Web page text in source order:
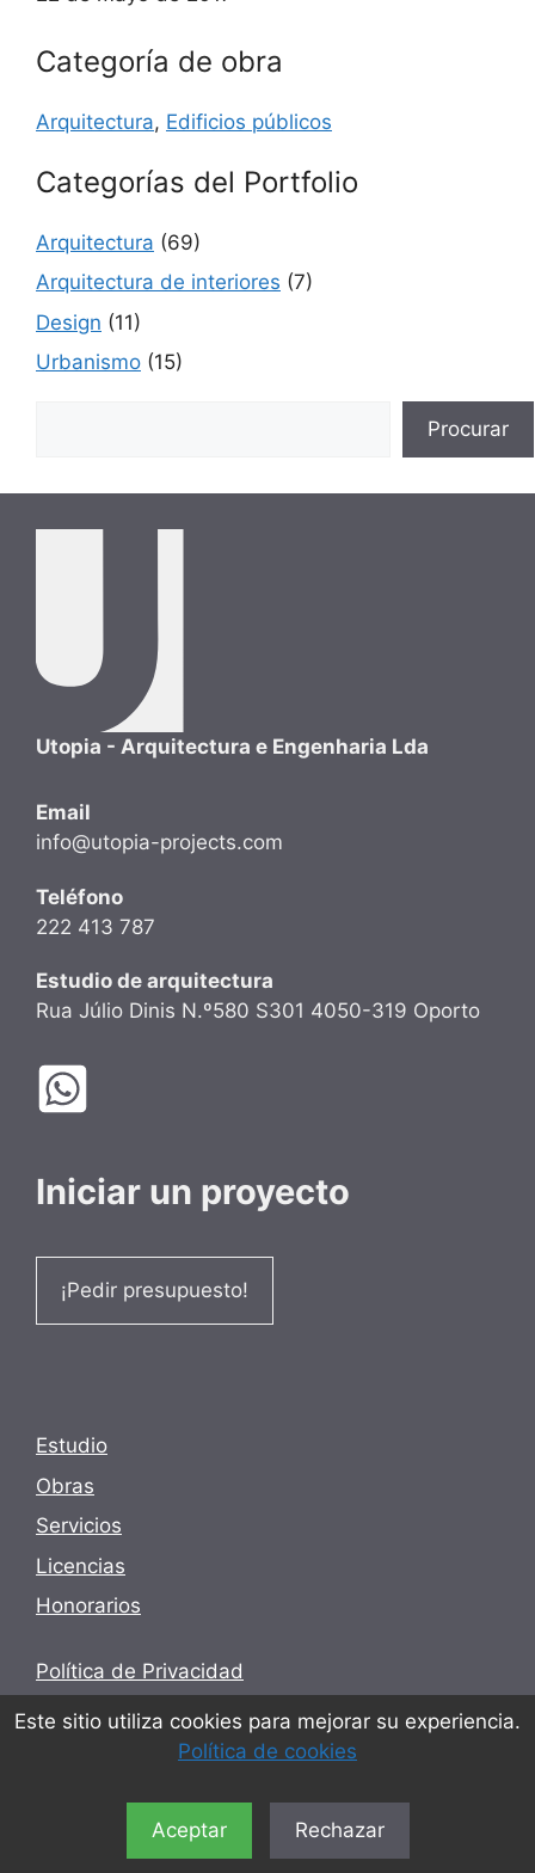
Este sitio utiliza cookies para mejorar su experiencia.
Política de cookies
Aceptar Rechazar
Categoría de obra
Arquitectura, Edificios públicos
Categorías del Portfolio
Arquitectura (69)
Arquitectura de interiores (7)
Design (11)
Urbanismo (15)
Procurar
Utopia - Arquitectura e Engenharia Lda
Email
info@utopia-projects.com
Teléfono
222 413 787
Estudio de arquitectura
Rua Júlio Dinis N.º580 S301 4050-319 Oporto
Iniciar un proyecto
¡Pedir presupuesto!
Estudio
Obras
Servicios
Licencias
Honorarios
Política de Privacidad
Términos y condiciones
Política de cookies
© 2026 Utopia - Arquitectura e Engenharia Lda